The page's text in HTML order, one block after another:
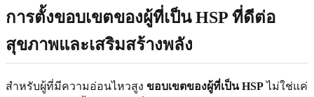
การตั้งขอบเขตของผู้ที่เป็น HSP ที่ดีต่อ
สุขภาพและเสริมสร้างพลัง
สำหรับผู้ที่มีความอ่อนไหวสูง ขอบเขตของผู้ที่เป็น HSPไม่ใช่แค่